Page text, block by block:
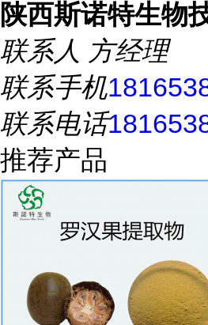
陕西斯诺特生物
联系人 方经理
联系手机
联系电话
推荐产品